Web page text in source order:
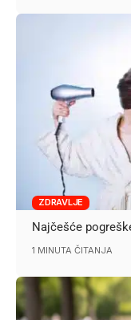
ZDRAVLJE
Najčešće
1 MINUTA ČITANJA